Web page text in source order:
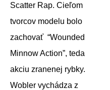
Scatter Rap. Cieľom
tvorcov modelu bolo
zachovať “Wounded
Minnow Action”, teda
akciu zranenej rybky.
Wobler vychádza z